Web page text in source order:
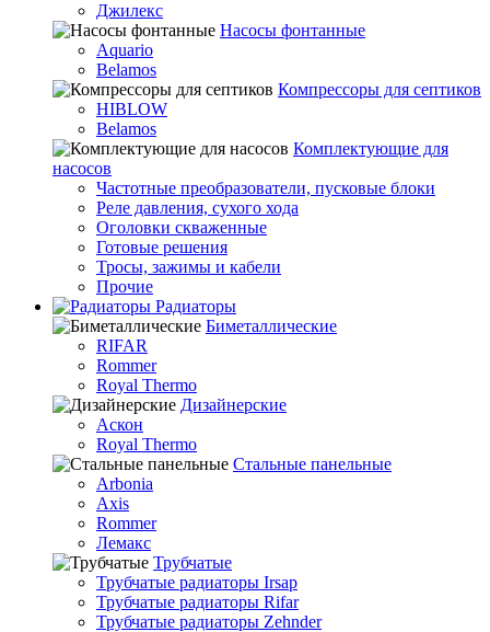
Джилекс
Насосы фонтанные
Aquario
Belamos
Компрессоры для септиков
HIBLOW
Belamos
Комплектующие для
насосов
Частотные преобразователи, пусковые блоки
Реле давления, сухого хода
Оголовки скваженные
Готовые решения
Тросы, зажимы и кабели
Прочие
Радиаторы
Биметаллические
RIFAR
Rommer
Royal Thermo
Дизайнерские
Аскон
Royal Thermo
Стальные панельные
Arbonia
Axis
Rommer
Лемакс
Трубчатые
Трубчатые радиаторы Irsap
Трубчатые радиаторы Rifar
Трубчатые радиаторы Zehnder